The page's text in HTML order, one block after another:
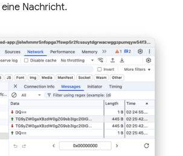
eine Nachricht.